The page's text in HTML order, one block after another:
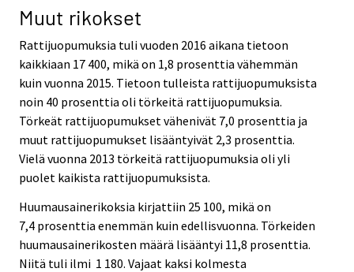
Muut rikokset
Rattijuopumuksia tuli vuoden 2016 aikana tietoon
kaikkiaan 17 400, mikä on 1,8 prosenttia vähemmän
kuin vuonna 2015. Tietoon tulleista rattijuopumuksista
noin 40 prosenttia oli törkeitä rattijuopumuksia.
Törkeät rattijuopumukset vähenivät 7,0 prosenttia ja
muut rattijuopumukset lisääntyivät 2,3 prosenttia.
Vielä vuonna 2013 törkeitä rattijuopumuksia oli yli
puolet kaikista rattijuopumuksista.
Huumausainerikoksia kirjattiin 25 100, mikä on
7,4 prosenttia enemmän kuin edellisvuonna. Törkeiden
huumausainerikosten määrä lisääntyi 11,8 prosenttia.
Niitä tuli ilmi 1 180. Vajaat kaksi kolmesta